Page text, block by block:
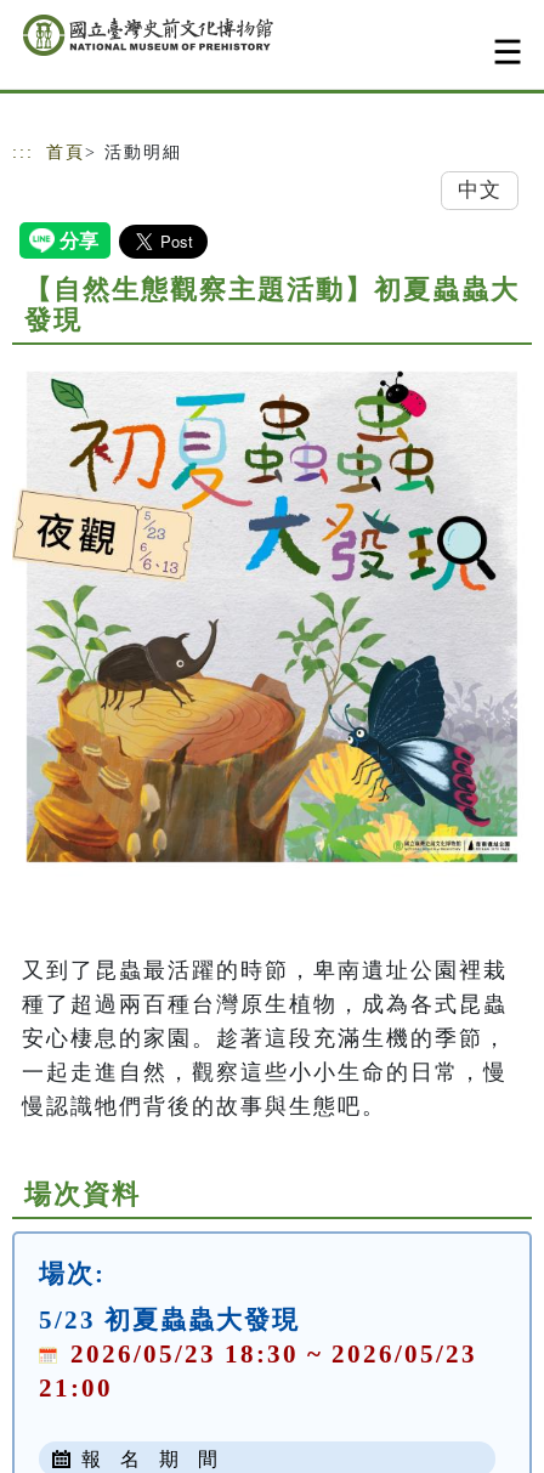
跳到主要內容
網站導覽
::: 首頁 > 活動明細
中文
【自然生態觀察主題活動】初夏蟲蟲大
發現
又到了昆蟲最活躍的時節，卑南遺址公園裡栽
種了超過兩百種台灣原生植物，成為各式昆蟲
安心棲息的家園。趁著這段充滿生機的季節，
一起走進自然，觀察這些小小生命的日常，慢
慢認識牠們背後的故事與生態吧。
場次資料
場次:
5/23 初夏蟲蟲大發現
2026/05/23 18:30 ~ 2026/05/23
21:00
報 名 期 間